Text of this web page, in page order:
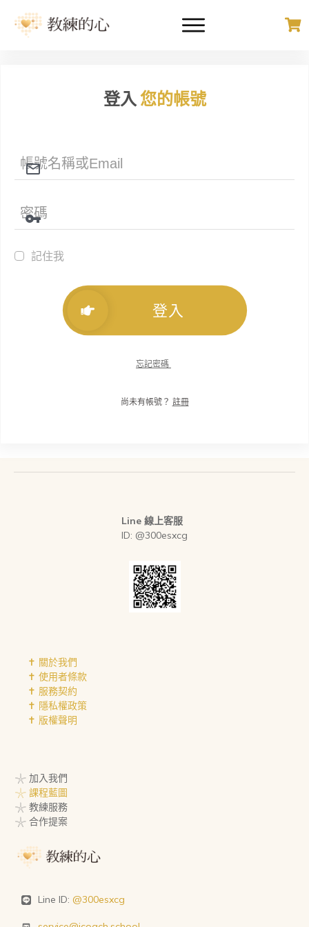
登入您的帳號
記住我
登入
忘記密碼
尚未有帳號？ 註冊
Line 線上客服
ID: @300esxcg
✝︎ 關於我們
✝︎ 使用者條款
✝︎ 服務契約
✝︎ 隱私權政策
✝︎ 版權聲明
𓇼 加入我們
𓇼 課程藍圖
𓇼 教練服務
𓇼 合作提案
Line ID: @300esxcg